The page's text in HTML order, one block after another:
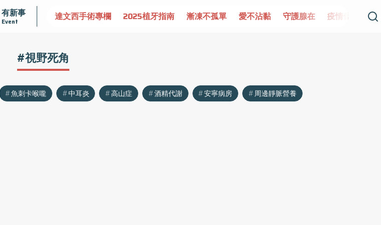
有新事
Event
守護骨骼健康 達文西手術專欄 2025植牙指南 漸凍不孤單 愛不沾黏 守護腺在 疫情保衛戰
#視野死角
魚刺卡喉嚨 中耳炎 高山症 酒精代謝 安寧病房 周邊靜脈營養